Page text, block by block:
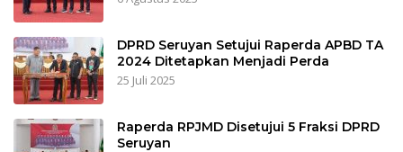
DPRD Seruyan Setujui Raperda APBD TA
2024 Ditetapkan Menjadi Perda
25 Juli 2025
Raperda RPJMD Disetujui 5 Fraksi DPRD
Seruyan